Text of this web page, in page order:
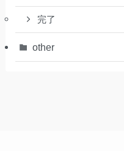
完了
other